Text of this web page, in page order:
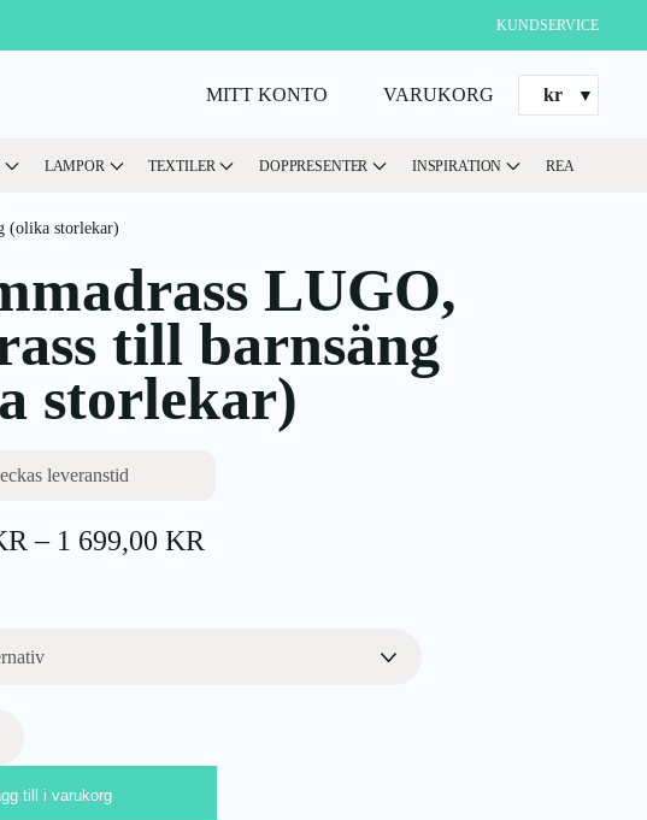
KUNDSERVICE
MITT KONTO VARUKORG kr
LAMPOR TEXTILER DOPPRESENTER INSPIRATION REA
(olika storlekar)
LUGO,
till barnsäng
storlekar)
leveranstid
– 1 699,00 KR
till i varukorg